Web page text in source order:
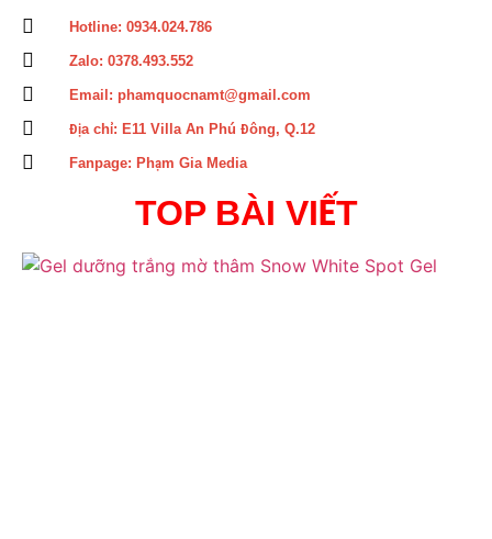
Hotline: 0934.024.786
Zalo: 0378.493.552
Email: phamquocnamt@gmail.com
Địa chỉ: E11 Villa An Phú Đông, Q.12
Fanpage: Phạm Gia Media
TOP BÀI VIẾT